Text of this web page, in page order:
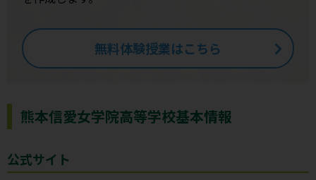
無料体験授業はこちら
熊本信愛女学院高等学校基本情報
公式サイト